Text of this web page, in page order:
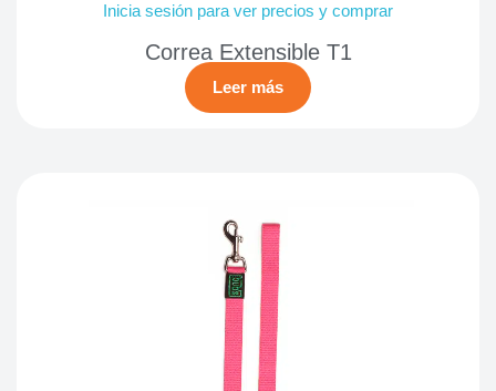
Inicia sesión para ver precios y comprar
Correa Extensible T1
Leer más